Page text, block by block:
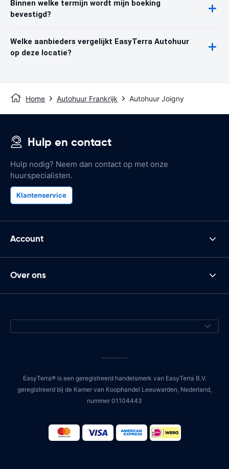
Binnen welke termijn wordt mijn boeking
bevestigd?
Welke aanbieders vergelijkt EasyTerra Autohuur
op deze locatie?
Home Autohuur Frankrijk Autohuur Joigny
Hulp en contact
Hulp nodig? Neem dan contact op met onze
huurspecialisten.
Klantenservice
Account
Over ons
EasyTerra® is een geregistreerd handelsmerk van EasyTerra B.V.
geregistreerd bij de Kamer van Koophandel Leeuwarden, Nederland,
nummer 01104443